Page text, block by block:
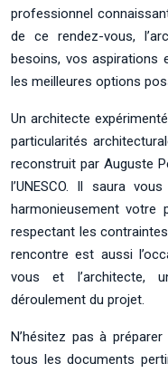
professionnel
de ce rendez-vous,
besoins, vos aspirations
les meilleures options
Un architecte
particularités
reconstruit par Auguste
l’UNESCO. Il saura
harmonieusement votre
respectant les
rencontre est aussi
vous et l’architecte,
déroulement du projet.
N’hésitez pas à
tous les documents